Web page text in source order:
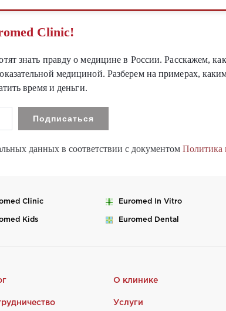
Clinic!
знать правду о медицине в России. Расскажем,
медициной. Разберем на примерах,
время и деньги.
данных в соответствии с документом Политика
Clinic Euromed In Vitro
Kids Euromed Dental
О клинике
Услуги